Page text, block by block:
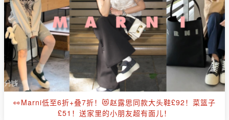
👀Marni低至6折+叠7折！😻赵露思同款大头鞋£92！菜篮子
£51！送家里的小朋友超有面儿！